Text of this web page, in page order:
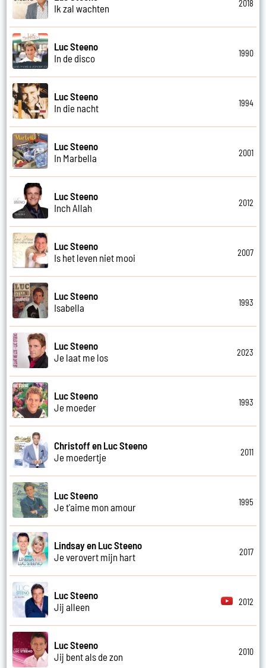
Ik zal wachten
2018
Luc Steeno
In de disco
1990
Luc Steeno
In die nacht
1994
Luc Steeno
In Marbella
2001
Luc Steeno
Inch Allah
2012
Luc Steeno
Is het leven niet mooi
2007
Luc Steeno
Isabella
1993
Luc Steeno
Je laat me los
2023
Luc Steeno
Je moeder
1993
Christoff en Luc Steeno
Je moedertje
2011
Luc Steeno
Je t'aime mon amour
1995
Lindsay en Luc Steeno
Je verovert mijn hart
2017
Luc Steeno
Jij alleen
2012
Luc Steeno
Jij bent als de zon
2010